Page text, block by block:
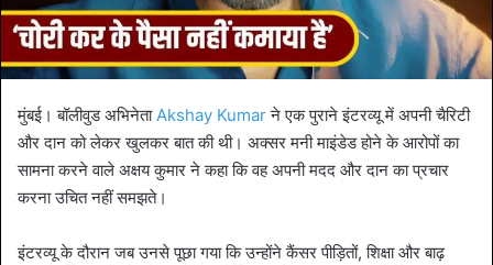
मुंबई। बॉलीवुड अभिनेताAkshay Kumarने एक पुराने इंटरव्यू में अपनी चैरिटी
और दान को लेकर खुलकर बात की थी। अक्सर मनी माइंडेड होने के आरोपों का
सामना करने वाले अक्षय कुमार ने कहा कि वह अपनी मदद और दान का प्रचार
करना उचित नहीं समझते।
इंटरव्यू के दौरान जब उनसे पूछा गया कि उन्होंने कैंसर पीड़ितों, शिक्षा और बाढ़